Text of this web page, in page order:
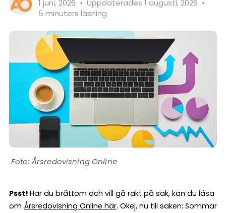
1 juni, 2026 • Uppdaterades 1 augusti, 2026 •
5 minuters läsning
Årsredovisning Online
Psst! Har du bråttom och vill gå rakt på sak, kan du läsa
om Årsredovisning Online här. Okej, nu till saken: Sommar